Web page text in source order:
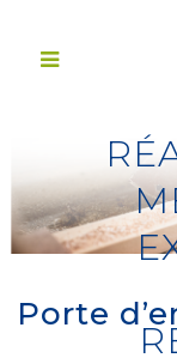
Porte